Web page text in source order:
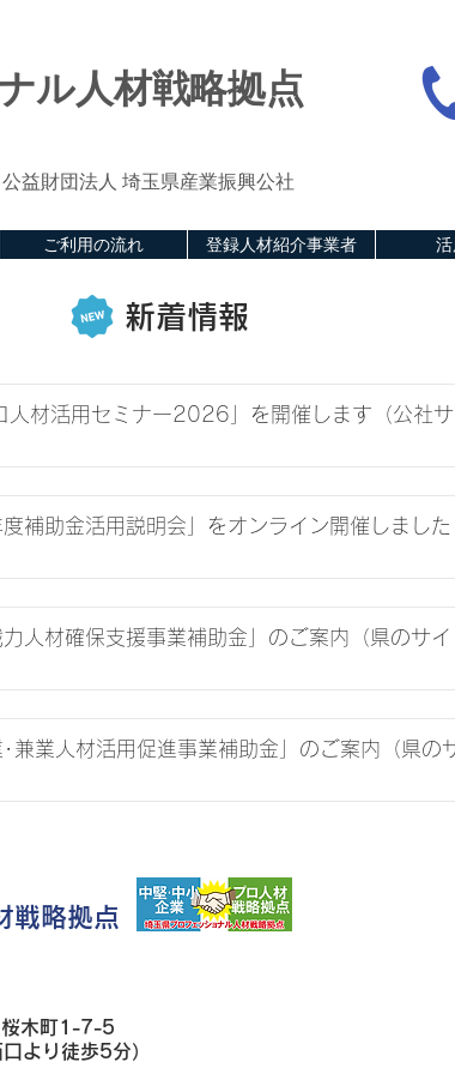
ル人材戦略拠点
公益財団法人 埼玉県産業振興公社
ご利用の流れ 登録人材紹介事業者 活
新着情報
活用セミナー2026」を開催します（公社サ
助金活用説明会」をオンライン開催しました
材確保支援事業補助金」のご案内（県のサイ
人材活用促進事業補助金」のご案内（県のサ
戦略拠点
桜木町1-7-5
より徒歩5分）